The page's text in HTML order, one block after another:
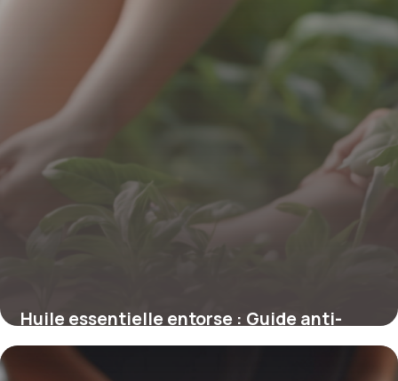
Huile essentielle entorse : Guide anti-
douleur